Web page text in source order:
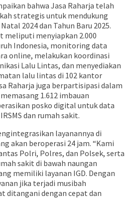
bahwa Jasa Raharja telah
strategis untuk mendukung
2024 dan Tahun Baru 2025.
meliputi menyiapkan 2.000
Indonesia, monitoring data
online, melakukan koordinasi
Lalu Lintas, dan menyediakan
lalu lintas di 102 kantor
Raharja juga berpartisipasi dalam
1.612 imbauan
posko digital untuk data
dan rumah sakit.
layanannya di
akan beroperasi 24 jam. “Kami
Polri, Polres, dan Polsek, serta
sakit di bawah naungan
memiliki layanan IGD. Dengan
jika terjadi musibah
ditangani dengan cepat dan